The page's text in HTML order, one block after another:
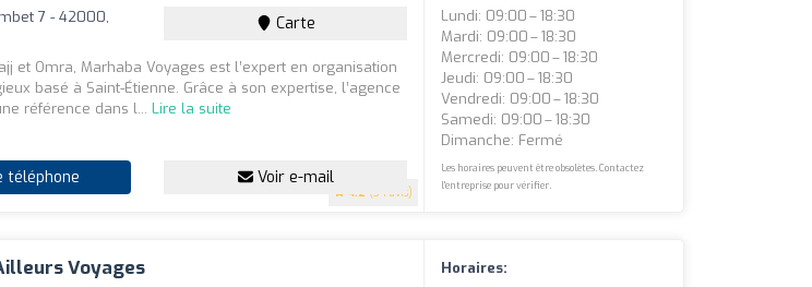
4.2 (34 avis)
7 - 42000,
Carte
et Omra, Marhaba Voyages est l’expert en organisation
basé à Saint-Étienne. Grâce à son expertise, l’agence
référence dans l...Lire la suite
téléphone Voir e-mail
Lundi: 09:00 – 18:30
Mardi: 09:00 – 18:30
Mercredi: 09:00 – 18:30
Jeudi: 09:00 – 18:30
Vendredi: 09:00 – 18:30
Samedi: 09:00 – 18:30
Dimanche: Fermé
Les horaires peuvent être obsolètes. Contactez
l'entreprise pour vérifier.
Voyages
Horaires: